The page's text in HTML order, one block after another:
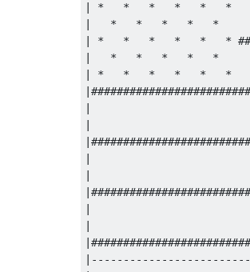
| *   *   *   *   *   *
|   *   *   *   *   *
| *   *   *   *   *   *
|   *   *   *   *   *
| *   *   *   *   *   *